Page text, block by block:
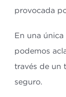
provocada
En una
podemos
través de un
seguro.